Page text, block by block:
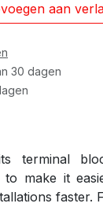
aan
30 dagen
terminal
to make it
faster.